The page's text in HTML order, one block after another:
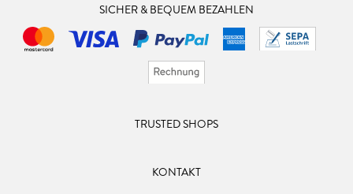
SICHER & BEQUEM BEZAHLEN
TRUSTED SHOPS
KONTAKT